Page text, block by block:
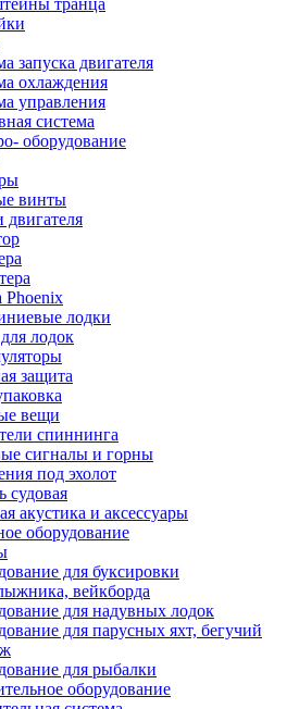
транца
запуска двигателя
охлаждения
управления
система
оборудование
винты
двигателя
Phoenix
лодки
лодок
защита
вещи
спиннинга
сигналы и горны
под эхолот
судовая
акустика и аксессуары
оборудование
для буксировки
вейкборда
для надувных лодок
для парусных яхт, бегучий
для рыбалки
оборудование